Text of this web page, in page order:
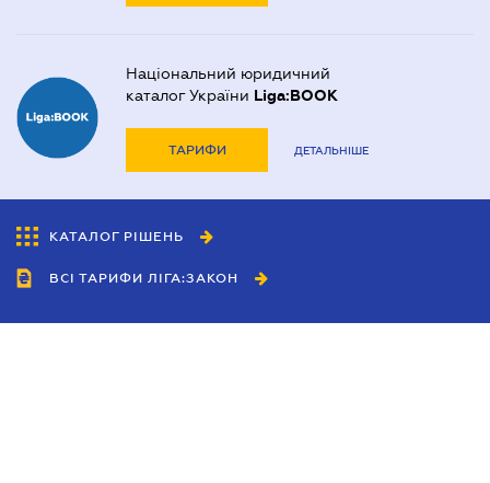
Національний юридичний
каталог України Liga:BOOK
ТАРИФИ ДЕТАЛЬНІШЕ
КАТАЛОГ РІШЕНЬ
ВСІ ТАРИФИ ЛІГА:ЗАКОН